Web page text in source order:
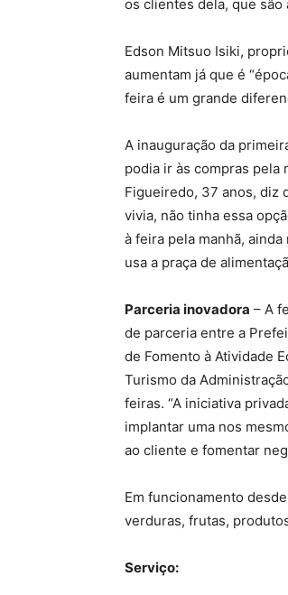
os clientes dela, que são
Edson Mitsuo Isiki,
aumentam já que é
feira é um grande
A inauguração da
podia ir às compras pela
Figueiredo, 37 anos, diz
vivia, não tinha essa
à feira pela manhã,
usa a praça de
Parceria inovadora – A
de parceria entre a
de Fomento à Atividade
Turismo da
feiras. “A iniciativa
implantar uma nos
ao cliente e fomentar
Em funcionamento
verduras, frutas,
Serviço: